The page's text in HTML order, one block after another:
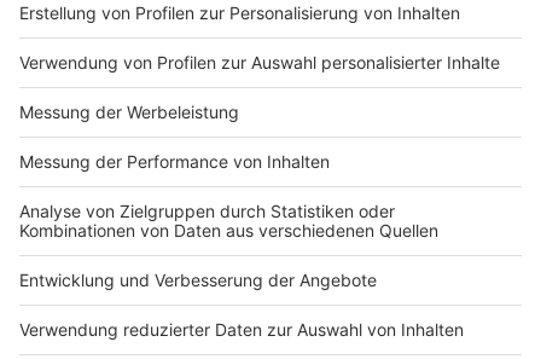
Land NRW zur Nachwuchsgewinnung auf die
sogenannte "Landarztquote". Medizinabsolventen, die
sich vertraglich verpflichten, im Anschluss an ihr
Studium für mindestens zehn Jahre in einer
unterversorgten Region zu arbeiten, erhalten einen von
jährlich 200 speziell reservierten Studienplätzen. Nach
Angaben desLandesgesundheitsministeriums
haben bisher 20 Personen aus dem Rhein-Kreis Neuss
über diesen Weg einen Medizinstudienplatz
bekommen. Zusätzlich können Ärzte bei einer
Niederlassung in entsprechenden Mangelregionen
Zuschüsse von bis zu 70.000 Euro abrufen.